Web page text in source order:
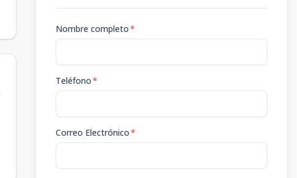
Nombre completo*
Teléfono*
Correo Electrónico*